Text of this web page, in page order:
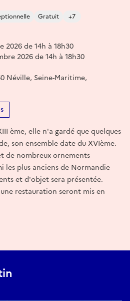
Gratuit +7
2026 de 14h à 18h30
2026 de 14h à 18h30
Néville, Seine-Maritime,
ème, elle n'a gardé que quelques
son ensemble date du XVIème.
de nombreux ornements
les plus anciens de Normandie
et d'objet sera présentée.
restauration seront mis en